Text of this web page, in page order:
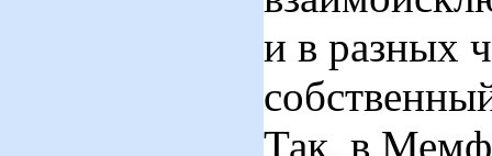
и в разных
Так, в